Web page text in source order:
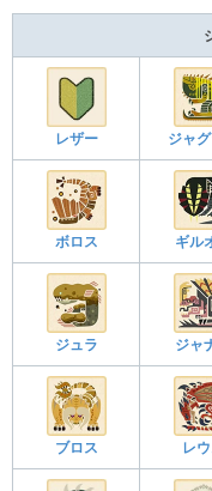
レザー ジャ
ボロス ギル
ジュラ ジャ
ブロス レ